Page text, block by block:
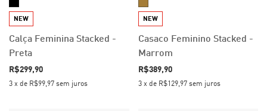
NEW
Calça Feminina Stacked -
Preta
R$299,90
3 x de R$99,97 sem juros
NEW
Casaco Feminino Stacked -
Marrom
R$389,90
3 x de R$129,97 sem juros